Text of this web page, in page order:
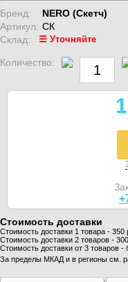
Бренд:
NERO (Скетч)
Артикул: СК
Склад:
☰ Уточняйте
Количество:
Стоимость доставки
Стоимость доставки 1 товара - 350
Стоимость доставки 2 товаров -
Стоимость доставки от 3 товаров -
За пределы МКАД и в регионы см.